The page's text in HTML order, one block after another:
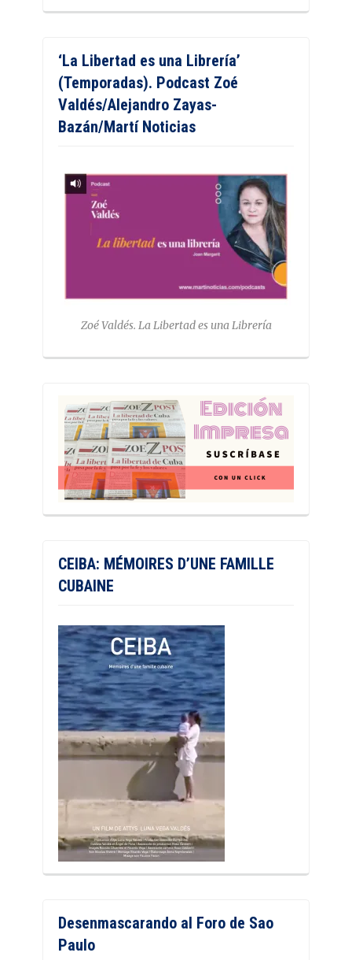
‘La Libertad es una Librería’
(Temporadas). Podcast Zoé
Valdés/Alejandro Zayas-
Bazán/Martí Noticias
Zoé Valdés. La Libertad es una Librería
CEIBA: MÉMOIRES D’UNE FAMILLE
CUBAINE
Desenmascarando al Foro de Sao
Paulo